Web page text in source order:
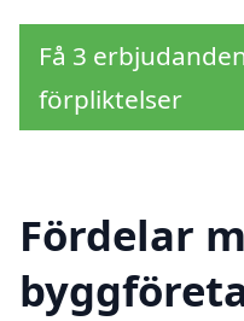
Få 3
förpliktelser
Fördelar